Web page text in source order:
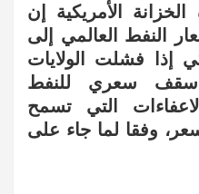
الأمريكية إن
النفط العالمي إلى
أمريكي إذا فشلت الولايات
سقف سعري للنفط
التي تسمح
وفقا لما جاء على